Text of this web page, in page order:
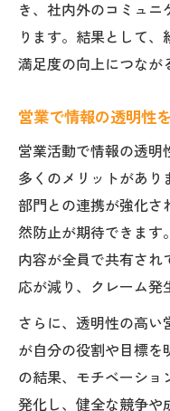
き、社内外のコミュニ
ります。結果として
満足度の向上につなが
営業で情報の透明性
営業活動で情報の透明
多くのメリットがあり
部門との連携が強化さ
然防止が期待できます
内容が全員で共有され
応が減り、クレーム発
さらに、透明性の高い
が自分の役割や目標を
の結果、モチベーショ
発化し、健全な競争や